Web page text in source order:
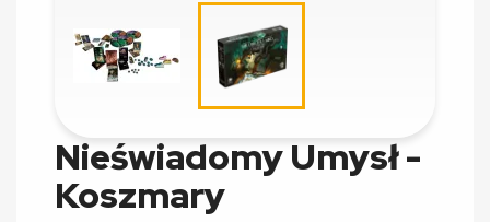
Nieświadomy Umysł -
Koszmary